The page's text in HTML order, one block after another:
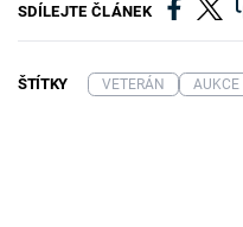
SDÍLEJTE ČLÁNEK
ŠTÍTKY VETERÁN AUKCE